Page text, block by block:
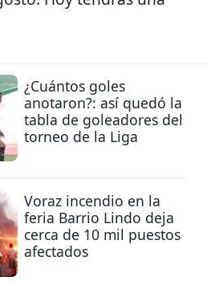
¿Cuántos goles
anotaron?: así quedó la
tabla de goleadores del
torneo de la Liga
Voraz incendio en la
feria Barrio Lindo deja
cerca de 10 mil puestos
afectados